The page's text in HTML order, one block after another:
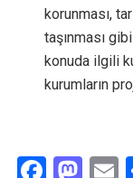
korunması,
taşınması
konuda ilgili
kurumların
F M